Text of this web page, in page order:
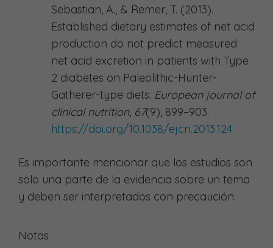
Sebastian, A., & Remer, T. (2013).
Established dietary estimates of net acid
production do not predict measured
net acid excretion in patients with Type
2 diabetes on Paleolithic-Hunter-
Gatherer-type diets. European journal of
clinical nutrition, 67(9), 899–903.
https://doi.org/10.1038/ejcn.2013.124
Es importante mencionar que los estudios son
solo una parte de la evidencia sobre un tema
y deben ser interpretados con precaución.
Notas